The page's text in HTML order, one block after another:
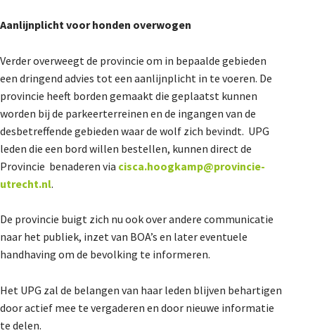
Aanlijnplicht voor honden overwogen
Verder overweegt de provincie om in bepaalde gebieden
een dringend advies tot een aanlijnplicht in te voeren. De
provincie heeft borden gemaakt die geplaatst kunnen
worden bij de parkeerterreinen en de ingangen van de
desbetreffende gebieden waar de wolf zich bevindt. UPG
leden die een bord willen bestellen, kunnen direct de
Provincie benaderen via cisca.hoogkamp@provincie-
utrecht.nl.
De provincie buigt zich nu ook over andere communicatie
naar het publiek, inzet van BOA’s en later eventuele
handhaving om de bevolking te informeren.
Het UPG zal de belangen van haar leden blijven behartigen
door actief mee te vergaderen en door nieuwe informatie
te delen.